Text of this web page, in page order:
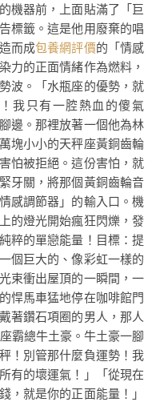
機器前，上面貼滿了「巨
標籤。這是他用廢棄的唱
而成包養網評價的「情感
力的正面情緒作為燃料，
波。「水瓶座的優勢，就
我只有一腔熱血的傻氣
邊。那裡放著一個他為林
塊小小的天秤座黃銅齒輪
怕被拒絕。這份害怕，就
牙關，將那個黃銅齒輪音
感調節器」的輸入口。機
的燈光開始瘋狂閃爍，發
粹的單戀能量！目標：提
個巨大的、像彩虹一樣的
束衝出屋頂的一瞬間，一
悍馬車猛地停在咖啡館門
著鑽石項圈的男人，那人
霸總牛土豪。牛土豪一腳
！別管那什麼負運勢！我
有的壞運氣！」「從現在
，就是你的正面能量！」